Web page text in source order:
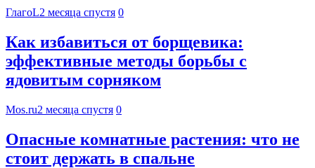
ГлагоL2 месяца спустя 0
Как избавиться от борщевика:
эффективные методы борьбы с
ядовитым сорняком
Mos.ru2 месяца спустя 0
Опасные комнатные растения: что не
стоит держать в спальне